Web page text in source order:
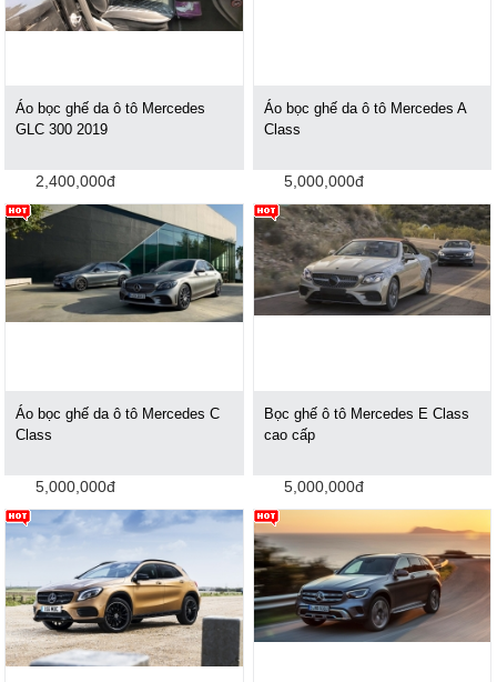
Áo bọc ghế da ô tô Mercedes
GLC 300 2019
2,400,000đ
Áo bọc ghế da ô tô Mercedes A
Class
5,000,000đ
Áo bọc ghế da ô tô Mercedes C
Class
5,000,000đ
Bọc ghế ô tô Mercedes E Class
cao cấp
5,000,000đ